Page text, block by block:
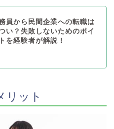
員から民間企業への転職は
い？失敗しないためのポイ
を経験者が解説！
リット